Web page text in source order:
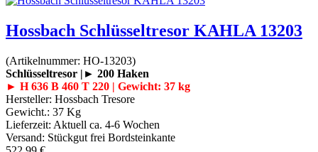
Hossbach Schlüsseltresor KAHLA 13203
(Artikelnummer: HO-13203)
Schlüsseltresor |► 200 Haken
► H 636 B 460 T 220 | Gewicht: 37 kg
Hersteller: Hossbach Tresore
Gewicht.: 37 Kg
Lieferzeit: Aktuell ca. 4-6 Wochen
Versand: Stückgut frei Bordsteinkante